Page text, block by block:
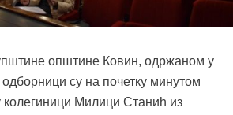
општине Ковин, одржаном у
су на почетку минутом
Милици Станић из